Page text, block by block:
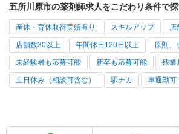
五所川原市の薬剤師求人をこだわり条件で
産休・育休取得実績有り スキルアップ 店
店舗数30以上 年間休日120日以上 原則、
未経験者も応募可能 新卒も応募可能 残業
土日休み（相談可含む） 駅チカ 車通勤可